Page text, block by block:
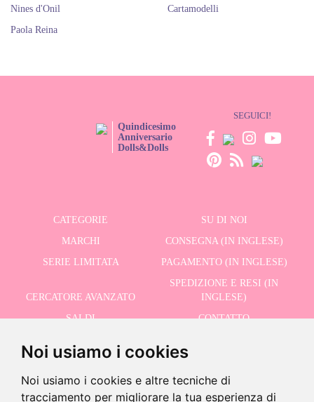
Noi usiamo i cookies
Noi usiamo i cookies e altre tecniche di
tracciamento per migliorare la tua esperienza di
Nines d'Onil
Paola Reina
Cartamodelli
Quindicesimo
Anniversario
Dolls&Dolls
SEGUICI!
CATEGORIE
SU DI NOI
MARCHI
CONSEGNA (IN INGLESE)
SERIE LIMITATA
PAGAMENTO (IN INGLESE)
CERCATORE AVANZATO
SPEDIZIONE E RESI (IN
INGLESE)
SALDI
CONTATTO